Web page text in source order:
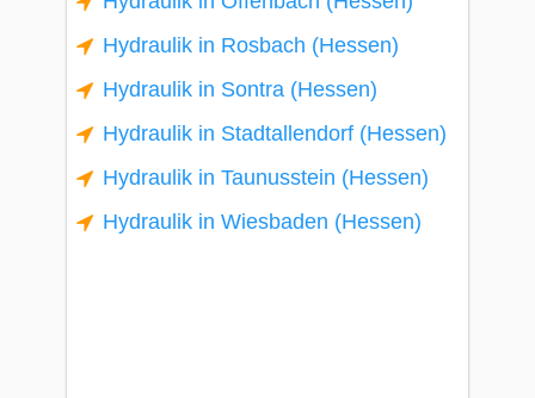
Hydraulik in Rosbach (Hessen)
Hydraulik in Sontra (Hessen)
Hydraulik in Stadtallendorf (Hessen)
Hydraulik in Taunusstein (Hessen)
Hydraulik in Wiesbaden (Hessen)